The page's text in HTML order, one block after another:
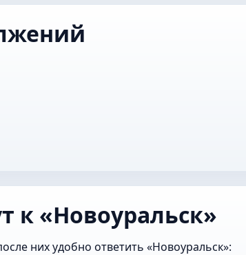
к «Новоуральск»
них удобно ответить «Новоуральск»: